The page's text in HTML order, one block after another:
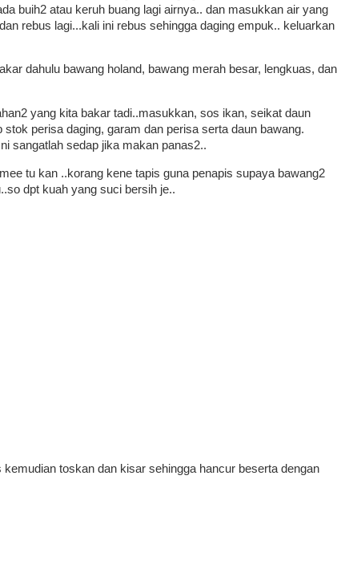
buih2 atau keruh buang lagi airnya.. dan masukkan air yang
rebus lagi...kali ini rebus sehingga daging empuk.. keluarkan
dahulu bawang holand, bawang merah besar, lengkuas, dan
yang kita bakar tadi..masukkan, sos ikan, seikat daun
perisa daging, garam dan perisa serta daun bawang.
sangatlah sedap jika makan panas2..
tu kan ..korang kene tapis guna penapis supaya bawang2
dpt kuah yang suci bersih je..
toskan dan kisar sehingga hancur beserta dengan